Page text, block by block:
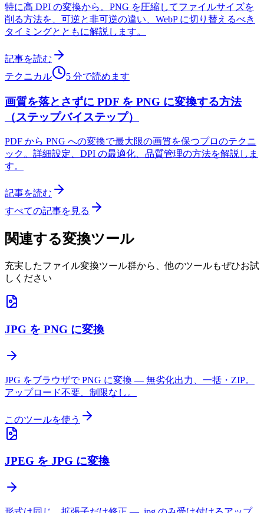
特に高 DPI の変換から。PNG を圧縮してファイルサイズを
削る方法を、可逆と非可逆の違い、WebP に切り替えるべき
タイミングとともに解説します。
記事を読む
テクニカル
5 分で読めます
画質を落とさずに PDF を PNG に変換する方法
（ステップバイステップ）
PDF から PNG への変換で最大限の画質を保つプロのテクニ
ック。詳細設定、DPI の最適化、品質管理の方法を解説しま
す。
記事を読む
すべての記事を見る
関連する変換ツール
充実したファイル変換ツール群から、他のツールもぜひお試
しください
JPG を PNG に変換
JPG をブラウザで PNG に変換 — 無劣化出力、一括・ZIP。
アップロード不要、制限なし。
このツールを使う
JPEG を JPG に変換